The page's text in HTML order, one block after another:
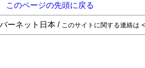
このページの先頭に戻る
ーネット日本 / このサイトに関する連絡は